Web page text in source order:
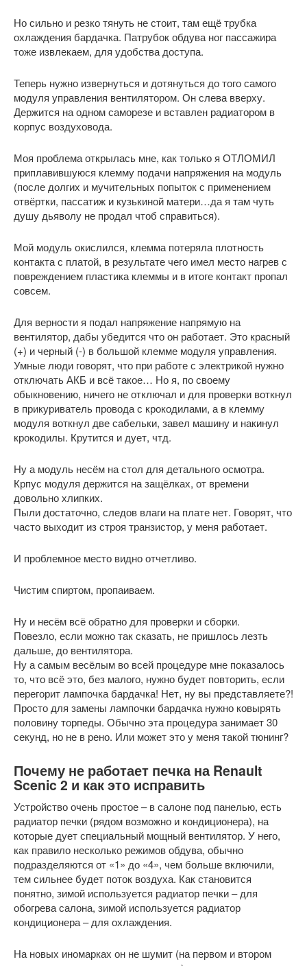
Но сильно и резко тянуть не стоит, там ещё трубка
охлаждения бардачка. Патрубок обдува ног пассажира
тоже извлекаем, для удобства доступа.
Теперь нужно извернуться и дотянуться до того самого
модуля управления вентилятором. Он слева вверху.
Держится на одном саморезе и вставлен радиатором в
корпус воздуховода.
Моя проблема открылась мне, как только я ОТЛОМИЛ
приплавившуюся клемму подачи напряжения на модуль
(после долгих и мучительных попыток с применением
отвёртки, пассатиж и кузькиной матери…да я там чуть
душу дьяволу не продал чтоб справиться).
Мой модуль окислился, клемма потеряла плотность
контакта с платой, в результате чего имел место нагрев с
повреждением пластика клеммы и в итоге контакт пропал
совсем.
Для верности я подал напряжение напрямую на
вентилятор, дабы убедится что он работает. Это красный
(+) и черный (-) в большой клемме модуля управления.
Умные люди говорят, что при работе с электрикой нужно
отключать АКБ и всё такое… Но я, по своему
обыкновению, ничего не отключал и для проверки воткнул
в прикуриватель провода с крокодилами, а в клемму
модуля воткнул две сабельки, завел машину и накинул
крокодилы. Крутится и дует, чтд.
Ну а модуль несём на стол для детального осмотра.
Крпус модуля держится на защёлках, от времени
довольно хлипких.
Пыли достаточно, следов влаги на плате нет. Говорят, что
часто выходит из строя транзистор, у меня работает.
И проблемное место видно отчетливо.
Чистим спиртом, пропаиваем.
Ну и несём всё обратно для проверки и сборки.
Повезло, если можно так сказать, не пришлось лезть
дальше, до вентилятора.
Ну а самым весёлым во всей процедуре мне показалось
то, что всё это, без малого, нужно будет повторить, если
перегорит лампочка бардачка! Нет, ну вы представляете?!
Просто для замены лампочки бардачка нужно ковырять
половину торпеды. Обычно эта процедура занимает 30
секунд, но не в рено. Или может это у меня такой тюнинг?
Почему не работает печка на Renault
Scenic 2 и как это исправить
Устройство очень простое – в салоне под панелью, есть
радиатор печки (рядом возможно и кондиционера), на
которые дует специальный мощный вентилятор. У него,
как правило несколько режимов обдува, обычно
подразделяются от «1» до «4», чем больше включили,
тем сильнее будет поток воздуха. Как становится
понятно, зимой используется радиатор печки – для
обогрева салона, зимой используется радиатор
кондиционера – для охлаждения.
На новых иномарках он не шумит (на первом и втором